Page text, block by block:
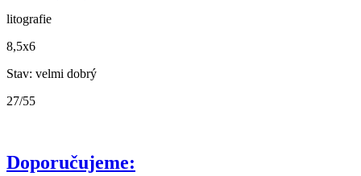
litografie
8,5x6
Stav: velmi dobrý
27/55
Doporučujeme: